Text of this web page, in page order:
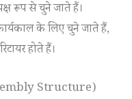
रूप से चुने जाते हैं।
के लिए चुने जाते हैं,
होते हैं।
Structure)